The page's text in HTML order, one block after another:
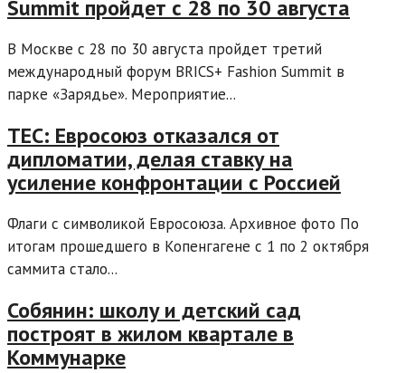
Summit пройдет с 28 по 30 августа
В Москве с 28 по 30 августа пройдет третий
международный форум BRICS+ Fashion Summit в
парке «Зарядье». Мероприятие...
TEC: Евросоюз отказался от
дипломатии, делая ставку на
усиление конфронтации с Россией
Флаги с символикой Евросоюза. Архивное фото По
итогам прошедшего в Копенгагене с 1 по 2 октября
саммита стало...
Собянин: школу и детский сад
построят в жилом квартале в
Коммунарке